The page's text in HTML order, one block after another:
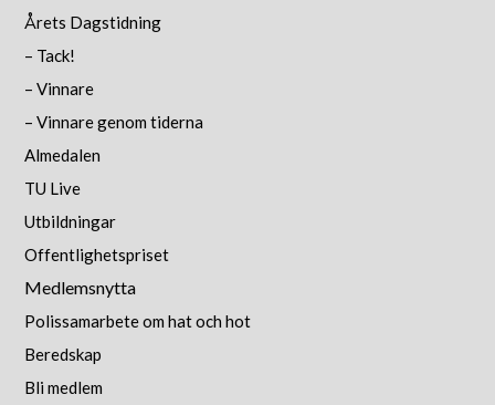
Årets Dagstidning
– Tack!
– Vinnare
– Vinnare genom tiderna
Almedalen
TU Live
Utbildningar
Offentlighetspriset
Medlemsnytta
Polissamarbete om hat och hot
Beredskap
Bli medlem